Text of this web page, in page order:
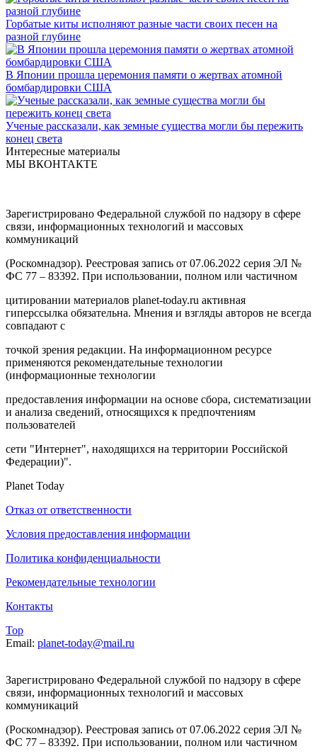
Горбатые киты исполняют разные части своих песен на
разной глубине
В Японии прошла церемония памяти о жертвах атомной
бомбардировки США
Ученые рассказали, как земные существа могли бы пережить
конец света
Интересные материалы
МЫ ВКОНТАКТЕ
Зарегистрировано Федеральной службой по надзору в сфере
связи, информационных технологий и массовых
коммуникаций
(Роскомнадзор). Реестровая запись от 07.06.2022 серия ЭЛ №
ФС 77 – 83392. При использовании, полном или частичном
цитировании материалов planet-today.ru активная
гиперссылка обязательна. Мнения и взгляды авторов не всегда
совпадают с
точкой зрения редакции. На информационном ресурсе
применяются рекомендательные технологии
(информационные технологии
предоставления информации на основе сбора, систематизации
и анализа сведений, относящихся к предпочтениям
пользователей
сети "Интернет", находящихся на территории Российской
Федерации)".
Planet Today
Отказ от ответственности
Условия предоставления информации
Политика конфиденциальности
Рекомендательные технологии
Контакты
Top
Email: planet-today@mail.ru
Зарегистрировано Федеральной службой по надзору в сфере
связи, информационных технологий и массовых
коммуникаций
(Роскомнадзор). Реестровая запись от 07.06.2022 серия ЭЛ №
ФС 77 – 83392. При использовании, полном или частичном